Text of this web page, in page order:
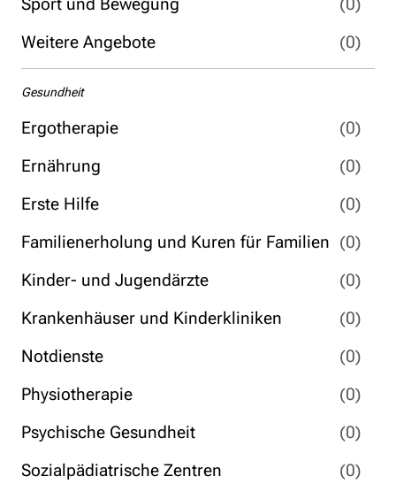
Weitere Angebote
(0)
Gesundheit
Ergotherapie
(0)
Ernährung
(0)
Erste Hilfe
(0)
Familienerholung und Kuren für Familien (0)
Kinder- und Jugendärzte
(0)
Krankenhäuser und Kinderkliniken
(0)
Notdienste
(0)
Physiotherapie
(0)
Psychische Gesundheit
(0)
Sozialpädiatrische Zentren
(0)